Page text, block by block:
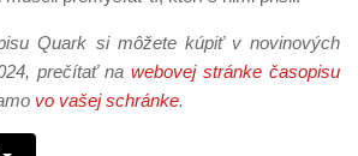
Quark si môžete kúpiť v novinových
prečítať na webovej stránke časopisu
vo vašej schránke.